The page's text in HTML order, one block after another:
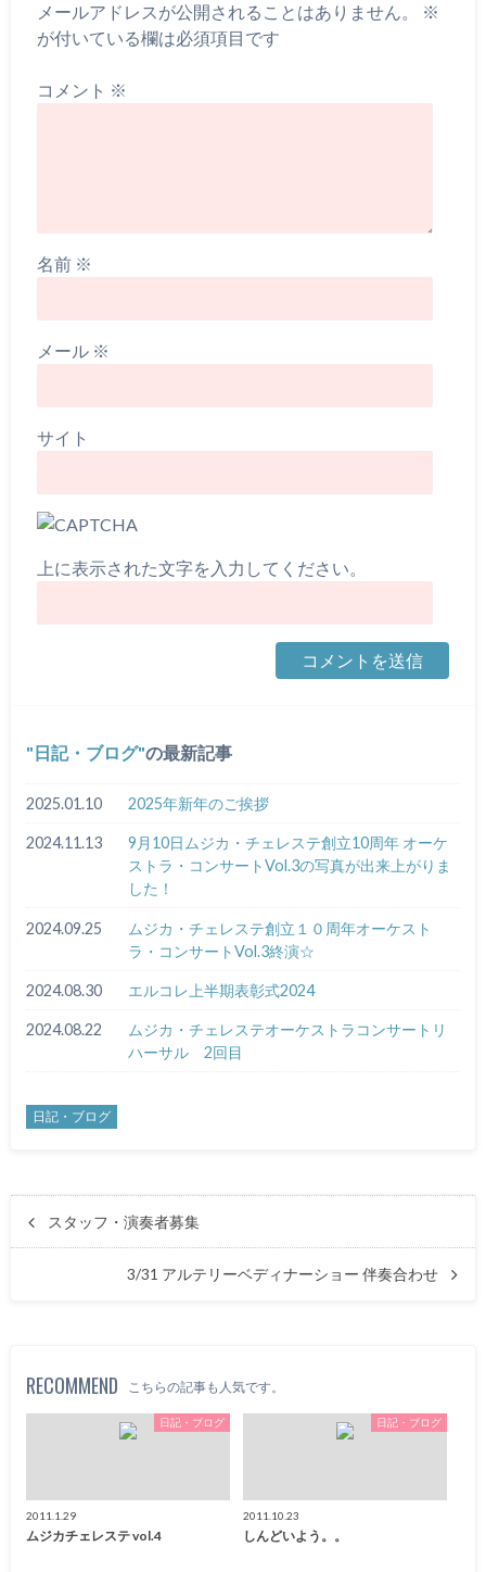
メールアドレスが公開されることはありません。
※
が付いている欄は必須項目です
コメント ※
名前 ※
メール ※
サイト
上に表示された文字を入力してください。
日記・ブログ の最新記事
2025.01.10 2025年新年のご挨拶
2024.11.13
9月10日ムジカ・チェレステ創立10周年 オーケ
ストラ・コンサートVol.3の写真が出来上がりま
した！
2024.09.25
ムジカ・チェレステ創立１０周年オーケスト
ラ・コンサートVol.3終演☆
2024.08.30 エルコレ上半期表彰式2024
2024.08.22
ムジカ・チェレステオーケストラコンサートリ
ハーサル 2回目
日記・ブログ
スタッフ・演奏者募集
3/31 アルテリーベディナーショー 伴奏合わせ
RECOMMEND こちらの記事も人気です。
日記・ブログ
2011.1.29
ムジカチェレステ vol.4
日記・ブログ
2011.10.23
しんどいよう。。